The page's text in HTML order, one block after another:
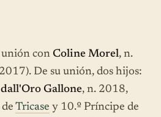
con Coline Morel, n.
De su unión, dos hijos:
Gallone, n. 2018,
Tricase y 10.º Príncipe de